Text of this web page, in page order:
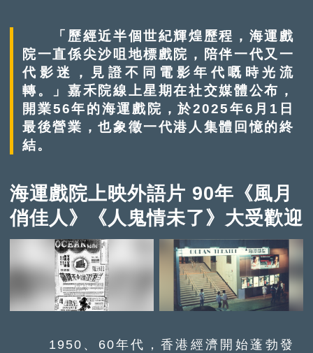
「歷經近半個世紀輝煌歷程，海運戲
院一直係尖沙咀地標戲院，陪伴一代又一
代影迷，見證不同電影年代嘅時光流
轉。」嘉禾院線上星期在社交媒體公布，
開業56年的海運戲院，於2025年6月1日
最後營業，也象徵一代港人集體回憶的終
結。
海運戲院上映外語片 90年《風月
俏佳人》《人鬼情未了》大受歡迎
1950、60年代，香港經濟開始蓬勃發